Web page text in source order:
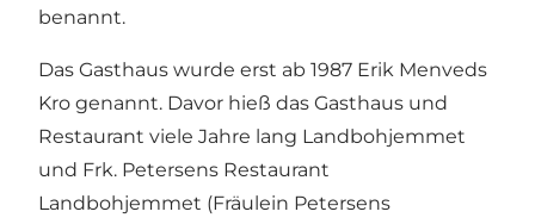
benannt.
Das Gasthaus wurde erst ab 1987 Erik Menveds
Kro genannt. Davor hieß das Gasthaus und
Restaurant viele Jahre lang Landbohjemmet
und Frk. Petersens Restaurant
Landbohjemmet (Fräulein Petersens